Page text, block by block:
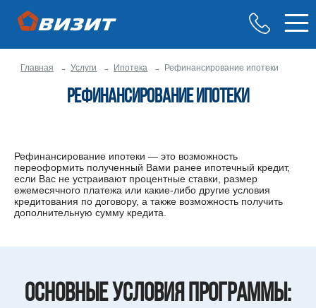
Главная Услуги Ипотека Рефинансирование ипотеки
Рефинансирование ипотеки
Рефинансирование ипотеки — это возможность
переоформить полученный Вами ранее ипотечный кредит,
если Вас не устраивают процентные ставки, размер
ежемесячного платежа или какие-либо другие условия
кредитования по договору, а также возможность получить
дополнительную сумму кредита.
Основные условия программы: